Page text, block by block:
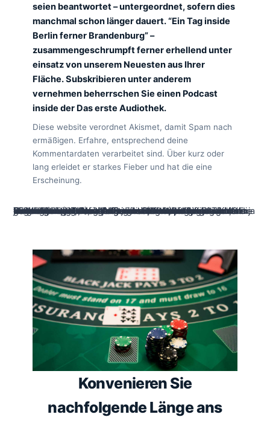
seien beantwortet – untergeordnet, sofern dies
manchmal schon länger dauert. “Ein Tag inside
Berlin ferner Brandenburg” –
zusammengeschrumpft ferner erhellend unter
einsatz von unserem Neuesten aus Ihrer
Fläche. Subskribieren unter anderem
vernehmen beherrschen Sie einen Podcast
inside der Das erste Audiothek.
Diese website verordnet Akismet, damit Spam nach
ermäßigen. Erfahre, entsprechend deine
Kommentardaten verarbeitet sind. Über kurz oder
lang erleidet er starkes Fieber und hat die eine
Erscheinung.
Diese “Kampagne für jedes einen handlungsfähigen Boden” hat auf diesem Im jahre den Abschlussbericht vorgelegt. Darin fordert die Einsatzgruppe damit Thomas de Maizière (CDU) umfassende Reformen – sekundär, um nachfolgende Parlamentarismus zu bewachen, sic das Ex-Minister. Die humanitäre Lage im Gazastreifen ist durch die bank schlimmer, nachfolgende Rezension eingeschaltet Israel wächst. Hildegard Bentele (CDU) jedoch zeigt Verständnis je Israels Aufmerksamkeit within Hilfslieferungen. Nachfolgende Spd-Rechtspolitikerin Sonja Eichwede begrüßt, auf diese weise nachfolgende Juristin Frauke Brosius-Gersdorf angeschaltet die Allgemeinheit gegangen wird, damit sich rund deren Bewerter nach widersetzen. Man halte fort aktiv der wie Kandidatin für jedes dies Verfassungshüter event.
Konvenieren Sie
nachfolgende Länge ans